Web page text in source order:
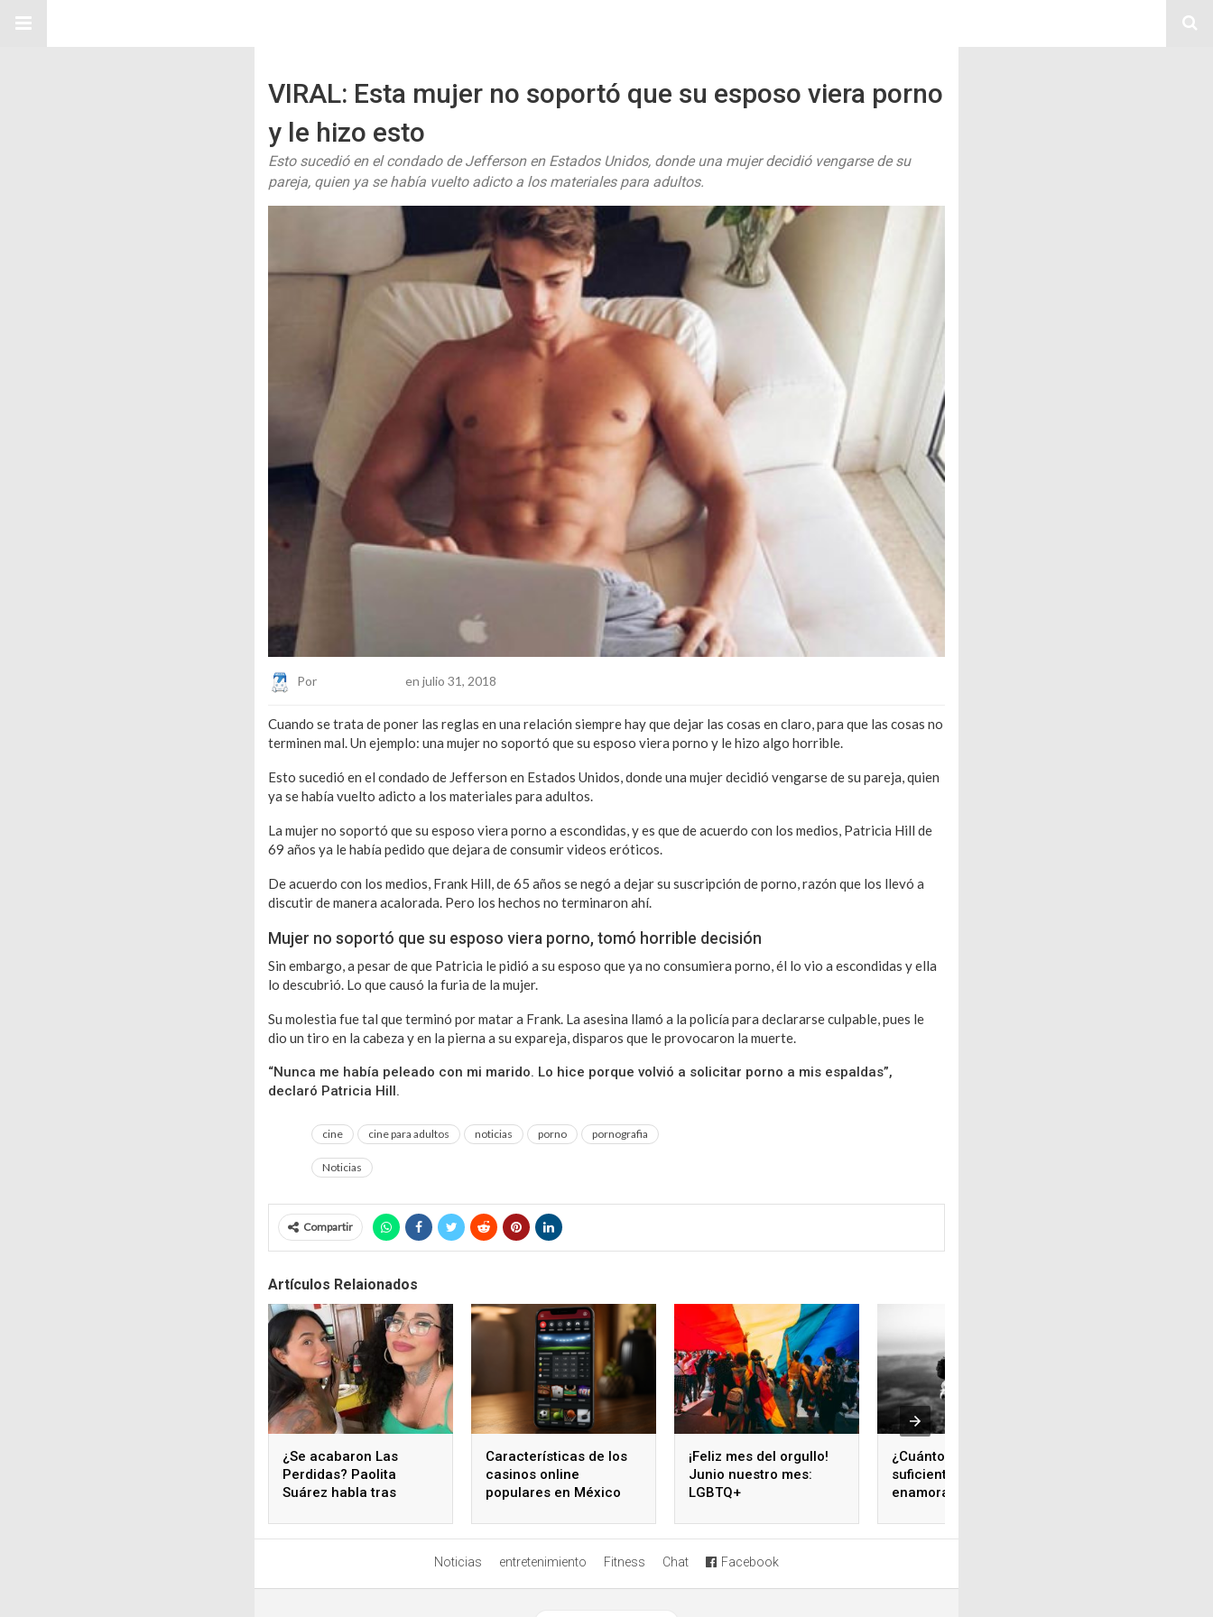
VIRAL: Esta mujer no soportó que su esposo viera porno
y le hizo esto
Esto sucedió en el condado de Jefferson en Estados Unidos, donde una mujer decidió vengarse de su
pareja, quien ya se había vuelto adicto a los materiales para adultos.
Por en julio 31, 2018
Cuando se trata de poner las reglas en una relación siempre hay que dejar las cosas en claro, para que las cosas no
terminen mal. Un ejemplo: una mujer no soportó que su esposo viera porno y le hizo algo horrible.
Esto sucedió en el condado de Jefferson en Estados Unidos, donde una mujer decidió vengarse de su pareja, quien
ya se había vuelto adicto a los materiales para adultos.
La mujer no soportó que su esposo viera porno a escondidas, y es que de acuerdo con los medios, Patricia Hill de
69 años ya le había pedido que dejara de consumir videos eróticos.
De acuerdo con los medios, Frank Hill, de 65 años se negó a dejar su suscripción de porno, razón que los llevó a
discutir de manera acalorada. Pero los hechos no terminaron ahí.
Mujer no soportó que su esposo viera porno, tomó horrible decisión
Sin embargo, a pesar de que Patricia le pidió a su esposo que ya no consumiera porno, él lo vio a escondidas y ella
lo descubrió. Lo que causó la furia de la mujer.
Su molestia fue tal que terminó por matar a Frank. La asesina llamó a la policía para declararse culpable, pues le
dio un tiro en la cabeza y en la pierna a su expareja, disparos que le provocaron la muerte.
“Nunca me había peleado con mi marido. Lo hice porque volvió a solicitar porno a mis espaldas”,
declaró Patricia Hill.
cine cine para adultos noticias porno pornografia
Noticias
Compartir
Artículos Relaionados
¿Se acabaron Las
Perdidas? Paolita
Suárez habla tras
de Karina Torres
Características de los
casinos online
populares en México
¡Feliz mes del orgullo!
Junio nuestro mes:
LGBTQ+
¿Cuánto amor es
suficiente? Guía para
enamorarse
Noticias entretenimiento Fitness Chat Facebook